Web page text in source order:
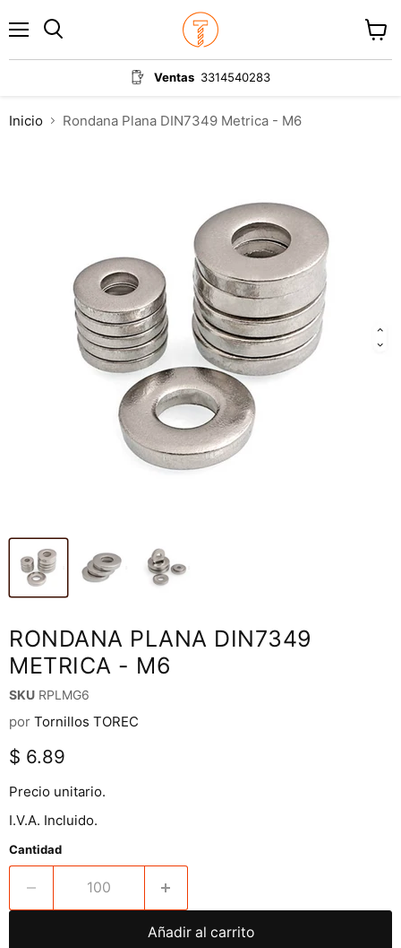
Ventas 3314540283
carrito
Inicio Rondana Plana DIN7349 Metrica - M6
RONDANA PLANA DIN7349
METRICA - M6
SKU RPLMG6
por Tornillos TOREC
Precio actual
$ 6.89
Precio unitario.
I.V.A. Incluido.
Cantidad
Añadir al carrito